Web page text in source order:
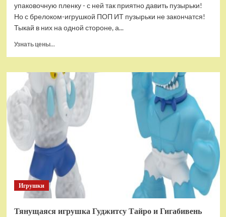
упаковочную пленку - с ней так приятно давить пузырьки!
Но с брелоком-игрушкой ПОП ИТ пузырьки не закончатся!
Тыкай в них на одной стороне, а...
Узнать цены...
Брелок-
игрушка
POP
Квадрат
антистресс
(тактильная,
сенсорная)
Игрушки
Тянущаяся игрушка Гуджитсу Тайро и Гигабивень